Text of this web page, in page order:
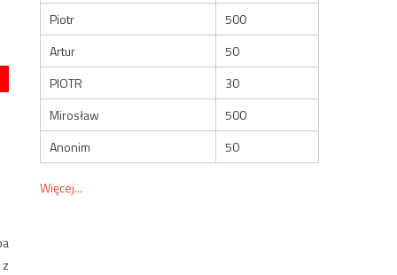
Piotr
500
Artur
50
PIOTR
30
Mirosław
500
Anonim
50
Więcej...